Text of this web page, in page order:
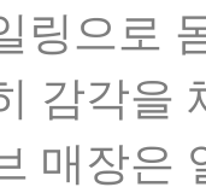
링으로
감각을
매장은